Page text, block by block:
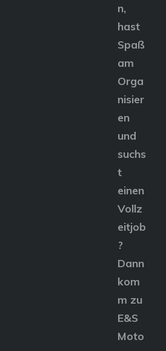
n,
hast
Spaß
am
Orga
nisier
en
und
suchs
t
einen
Vollz
eitjob
?
Dann
kom
m zu
E&S
Moto